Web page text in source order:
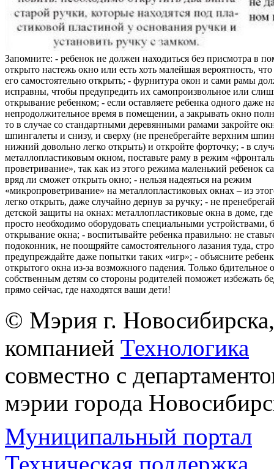
Запомните: - ребенок не должен находиться без присмотра в
открыто настежь окно или есть хоть малейшая вероятность,
его самостоятельно открыть; - фурнитура окон и сами рамы
исправны, чтобы предупредить их самопроизвольное или
открывание ребенком; - если оставляете ребенка одного даже
непродолжительное время в помещении, а закрывать окно
то в случае со стандартными деревянными рамами закройте
шпингалеты и снизу, и сверху (не пренебрегайте верхним
нижний довольно легко открыть) и откройте форточку; - в
металлопластиковым окном, поставьте раму в режим
проветривание», так как из этого режима маленький ребенок
вряд ли сможет открыть окно; - нельзя надеяться на режим
«микропроветривание» на металлопластиковых окнах – из
легко открыть, даже случайно дернув за ручку; - не
детской защиты на окнах: металлопластиковые окна в доме, где
просто необходимо оборудовать специальными
открывание окна; - воспитывайте ребенка правильно: не
подоконник, не поощряйте самостоятельного лазания туда,
предупреждайте даже попытки таких «игр»; - объясните
открытого окна из-за возможного падения. Только бдительное
собственным детям со стороны родителей поможет избежать
прямо сейчас, где находятся ваши дети!
© Мэрия г.
компанией Технологика
совместно с
мэрии города
Муниципальный портал